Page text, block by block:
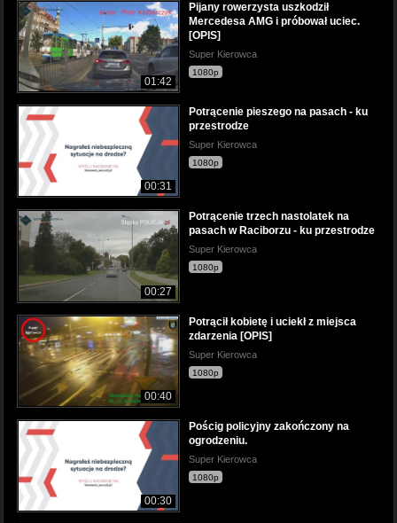
01:42
Pijany rowerzysta uszkodził
Mercedesa AMG i próbował uciec.
[OPIS]
Super Kierowca
1080p
00:31
Potrącenie pieszego na pasach - ku
przestrodze
Super Kierowca
1080p
00:27
Potrącenie trzech nastolatek na
pasach w Raciborzu - ku przestrodze
Super Kierowca
1080p
00:40
Potrącił kobietę i uciekł z miejsca
zdarzenia [OPIS]
Super Kierowca
1080p
00:30
Pościg policyjny zakończony na
ogrodzeniu.
Super Kierowca
1080p